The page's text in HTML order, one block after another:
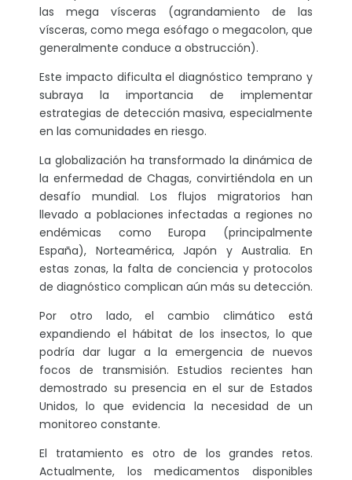
las mega vísceras (agrandamiento de las
vísceras, como mega esófago o megacolon, que
generalmente conduce a obstrucción).
Este impacto dificulta el diagnóstico temprano y
subraya la importancia de implementar
estrategias de detección masiva, especialmente
en las comunidades en riesgo.
La globalización ha transformado la dinámica de
la enfermedad de Chagas, convirtiéndola en un
desafío mundial. Los flujos migratorios han
llevado a poblaciones infectadas a regiones no
endémicas como Europa (principalmente
España), Norteamérica, Japón y Australia. En
estas zonas, la falta de conciencia y protocolos
de diagnóstico complican aún más su detección.
Por otro lado, el cambio climático está
expandiendo el hábitat de los insectos, lo que
podría dar lugar a la emergencia de nuevos
focos de transmisión. Estudios recientes han
demostrado su presencia en el sur de Estados
Unidos, lo que evidencia la necesidad de un
monitoreo constante.
El tratamiento es otro de los grandes retos.
Actualmente, los medicamentos disponibles